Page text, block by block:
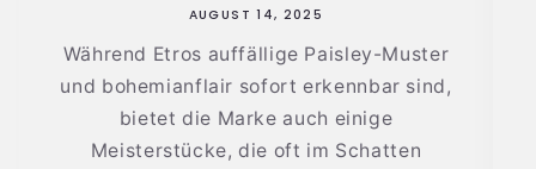
AUGUST 14, 2025
Während Etros auffällige Paisley-Muster
und bohemianflair sofort erkennbar sind,
bietet die Marke auch einige
Meisterstücke, die oft im Schatten